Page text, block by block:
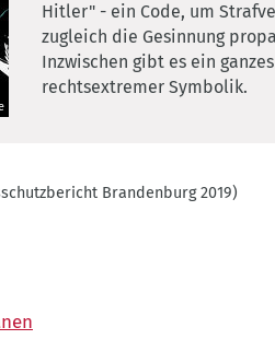
Hitler" - ein Code, um
zugleich die Gesinnung
Inzwischen gibt es ein
rechtsextremer Symbolik.
Brandenburg 2019)